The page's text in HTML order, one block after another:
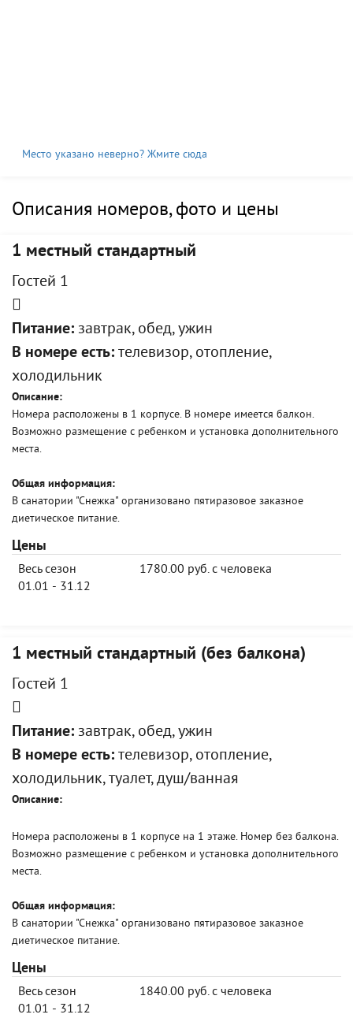
Место указано неверно? Жмите сюда
Описания номеров, фото и цены
1 местный стандартный
Гостей 1
Питание: завтрак, обед, ужин
В номере есть: телевизор, отопление,
холодильник
Описание:
Номера расположены в 1 корпусе. В номере имеется балкон.
Возможно размещение с ребенком и установка дополнительного
места.
Общая информация:
В санатории "Снежка" организовано пятиразовое заказное
диетическое питание.
Цены
Весь сезон
01.01 - 31.12
1780.00 руб. с человека
1 местный стандартный (без балкона)
Гостей 1
Питание: завтрак, обед, ужин
В номере есть: телевизор, отопление,
холодильник, туалет, душ/ванная
Описание:
Номера расположены в 1 корпусе на 1 этаже. Номер без балкона.
Возможно размещение с ребенком и установка дополнительного
места.
Общая информация:
В санатории "Снежка" организовано пятиразовое заказное
диетическое питание.
Цены
Весь сезон
01.01 - 31.12
1840.00 руб. с человека